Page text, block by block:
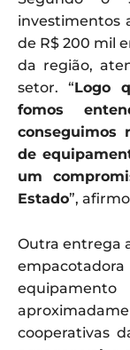
investimentos
de R$ 200 mil
da região,
setor. “Logo
fomos
conseguimos
de
um
Estado”,
Outra entrega
cooperativas